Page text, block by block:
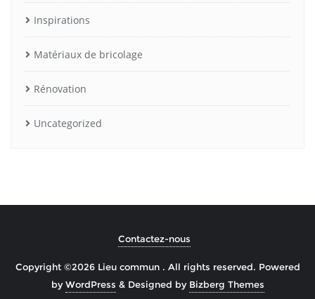
Inspirations
Matériaux de bricolage
Rénovation
Uncategorized
Contactez-nous
Copyright ©2026 Lieu commun . All rights reserved. Powered
byWordPress & Designed by Bizberg Themes